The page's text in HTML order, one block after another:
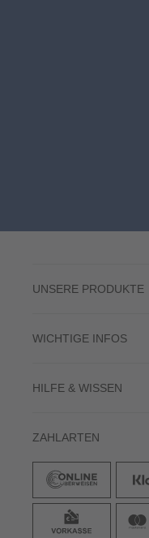
UNSERE PRODUKTE
WICHTIGE INFOS
HILFE & WISSEN
ZAHLARTEN